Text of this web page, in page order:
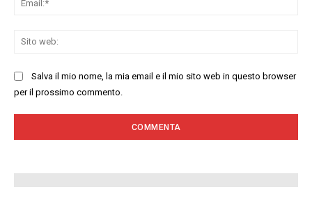
Salva il mio nome, la mia email e il mio sito web in questo browser
per il prossimo commento.